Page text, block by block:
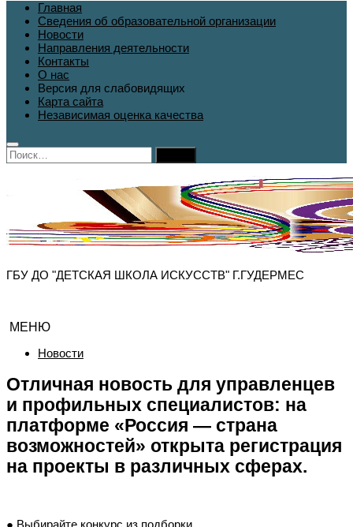
Главная
Сведения об образовательной организации
Новости
Направления деятельности
Контакты
О нас
Версия для слабовидящих
Карта сайта
Независимая оценка качества
Найти:
ГБУ ДО "ДЕТСКАЯ ШКОЛА ИСКУССТВ" Г.ГУДЕРМЕС
МЕНЮ
Новости
Отличная новость для управленцев
и профильных специалистов: на
платформе «Россия — страна
возможностей» открыта регистрация
на проекты в различных сферах.
● Выбирайте конкурс из подборки